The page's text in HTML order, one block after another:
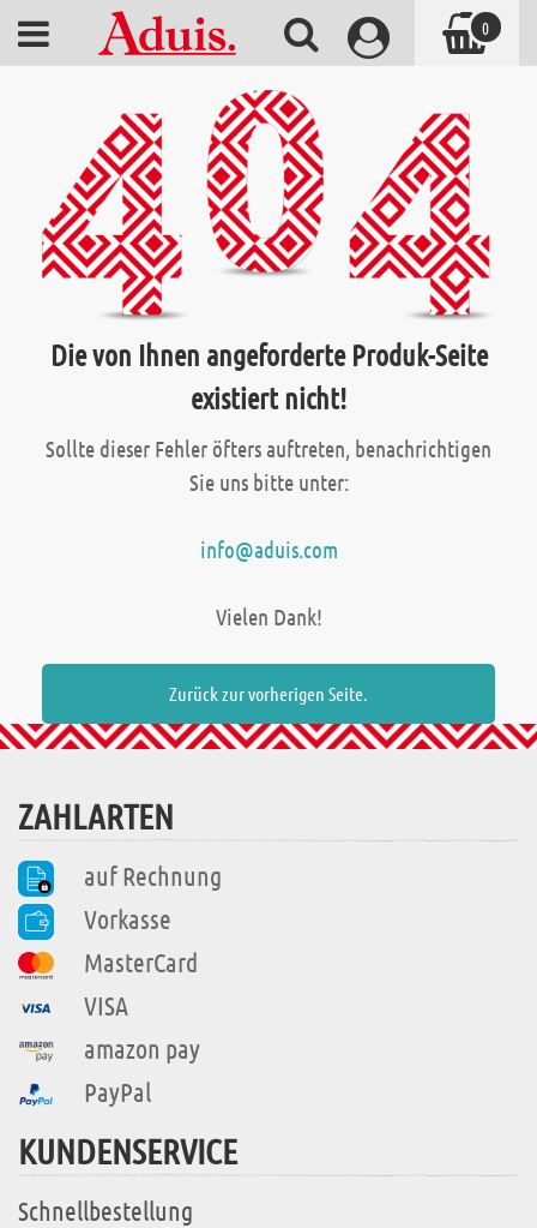
Die von Ihnen angeforderte Produk-Seite
existiert nicht!
Sollte dieser Fehler öfters auftreten, benachrichtigen
Sie uns bitte unter:
info@aduis.com
Vielen Dank!
Zurück zur vorherigen Seite.
ZAHLARTEN
auf Rechnung
Vorkasse
MasterCard
VISA
amazon pay
PayPal
KUNDENSERVICE
Schnellbestellung
0